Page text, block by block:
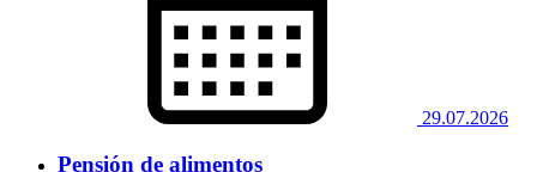
29.07.2026
Pensión de alimentos